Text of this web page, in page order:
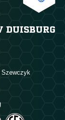
DUISBURG
